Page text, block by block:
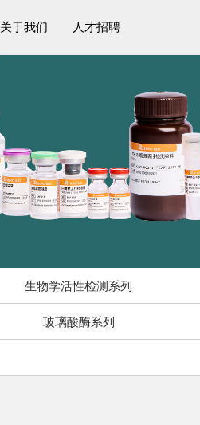
关于我们 人才招聘
生物学活性检测系列
玻璃酸酶系列